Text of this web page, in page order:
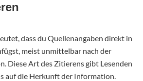
dass du Quellenangaben direkt in
meist unmittelbar nach der
Diese Art des Zitierens gibt Lesenden
auf die Herkunft der Information.